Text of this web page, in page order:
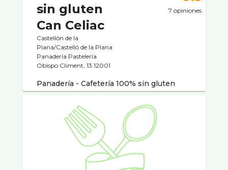
sin gluten
Can Celiac
Castellón de la
Plana/Castelló de la Plana
Panaderí­a Pastelerí­a
Obispo Climent, 13 12001
7 opiniones
Panaderí­a - Cafeterí­a 100% sin gluten